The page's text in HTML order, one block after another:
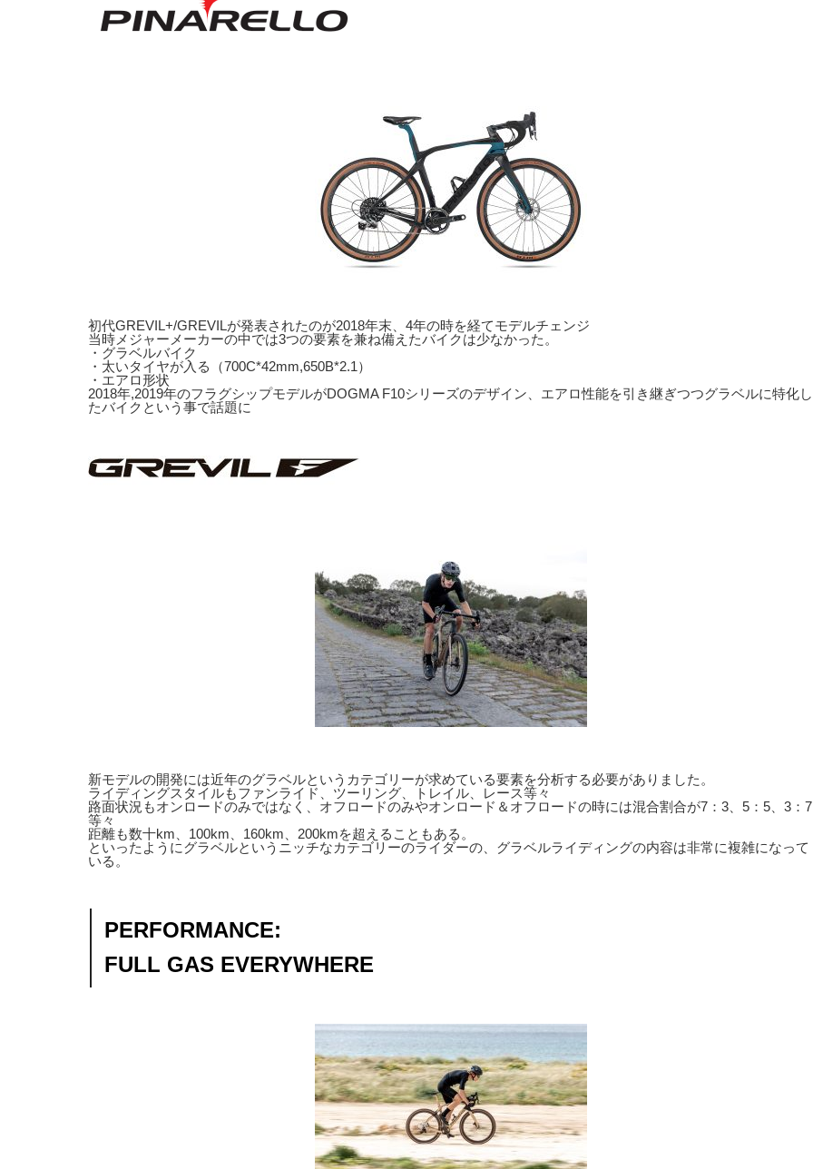
初代GREVIL+/GREVILが発表されたのが2018年末、4年の時を経てモデルチェンジ
当時メジャーメーカーの中では3つの要素を兼ね備えたバイクは少なかった。
・グラベルバイク
・太いタイヤが入る（700C*42mm,650B*2.1）
・エアロ形状
2018年,2019年のフラグシップモデルがDOGMA F10シリーズのデザイン、エアロ性能を引き継ぎつつグラベルに特化し
たバイクという事で話題に
新モデルの開発には近年のグラベルというカテゴリーが求めている要素を分析する必要がありました。
ライディングスタイルもファンライド、ツーリング、トレイル、レース等々
路面状況もオンロードのみではなく、オフロードのみやオンロード＆オフロードの時には混合割合が7：3、5：5、3：7
等々
距離も数十km、100km、160km、200kmを超えることもある。
といったようにグラベルというニッチなカテゴリーのライダーの、グラベルライディングの内容は非常に複雑になって
いる。
PERFORMANCE:
FULL GAS EVERYWHERE